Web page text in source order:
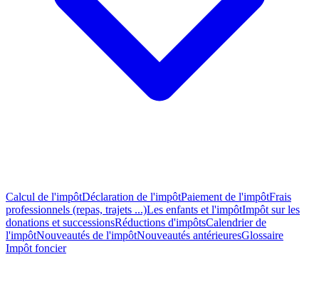
Calcul de l'impôtDéclaration de l'impôtPaiement de l'impôtFrais
professionnels (repas, trajets ...)Les enfants et l'impôtImpôt sur les
donations et successionsRéductions d'impôtsCalendrier de
l'impôtNouveautés de l'impôtNouveautés antérieuresGlossaire
Impôt foncier